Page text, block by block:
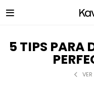

5 TIPS PARA